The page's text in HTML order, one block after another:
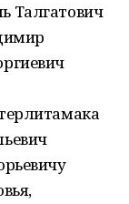
Талгатович